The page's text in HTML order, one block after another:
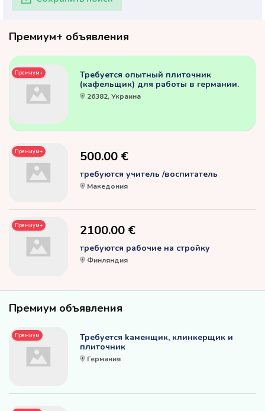
Премиум+ объявления
Премиум+
Требуется опытный плиточник
(кафельщик) для работы в германии.
26382, Украина
Премиум+ 500.00 €
требуются учитель /воспитатель
Македония
Премиум+ 2100.00 €
требуются рабочие на стройку
Финляндия
Премиум объявления
Премиум
Требуется kаменщик, клинкерщик и
плиточник
Германия